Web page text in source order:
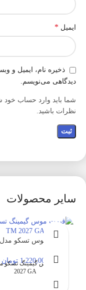
ایمیل *
ذخیره نام، ایمیل و
دیدگاهی می‌نویسم.
شما باید وارد حساب خود
نظرات باشید.
سایر محصولات
1,220,000 تومان
2027 GA